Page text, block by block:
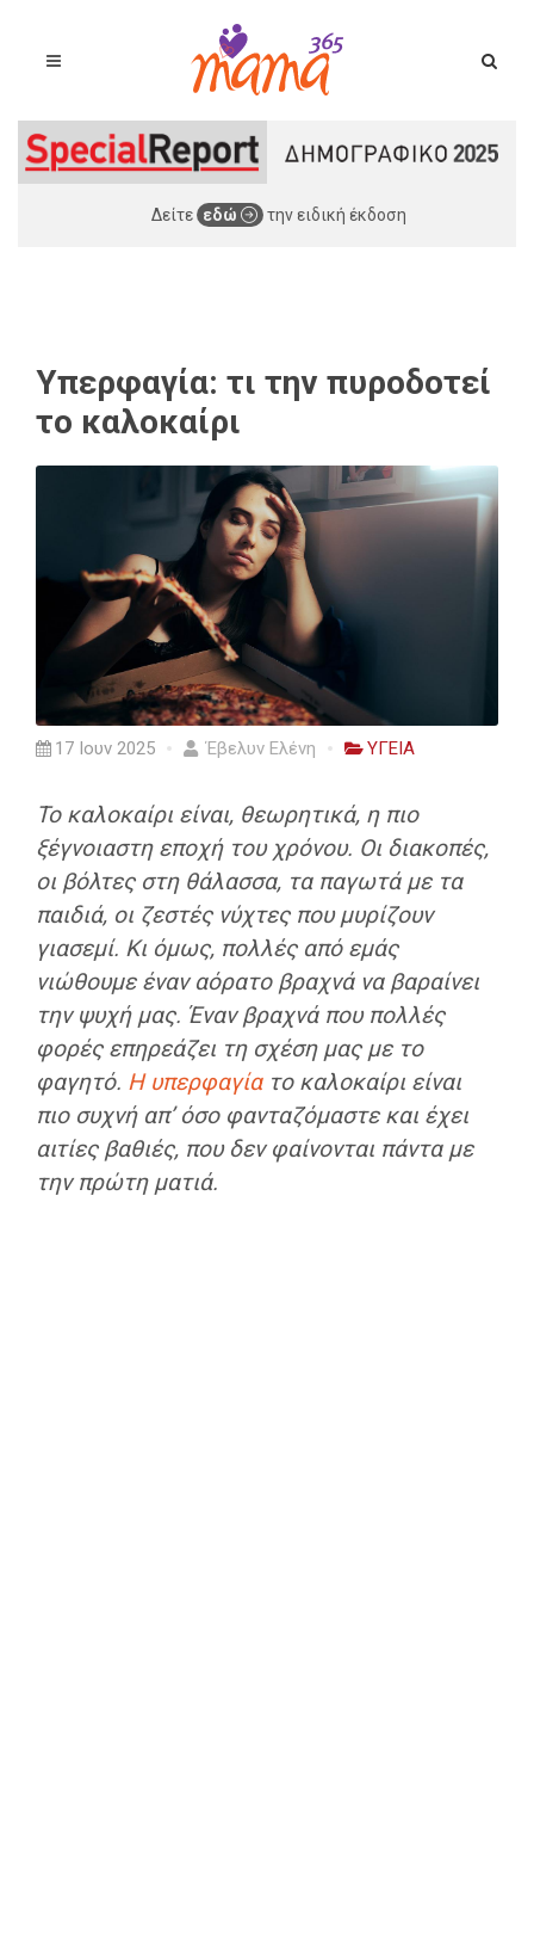
Δείτε εδώ την ειδική έκδοση
Υπερφαγία: τι την πυροδοτεί
το καλοκαίρι
17 Ιουν 2025 Έβελυν Ελένη ΥΓΕΙΑ
Το καλοκαίρι είναι, θεωρητικά, η πιο
ξέγνοιαστη εποχή του χρόνου. Οι διακοπές,
οι βόλτες στη θάλασσα, τα παγωτά με τα
παιδιά, οι ζεστές νύχτες που μυρίζουν
γιασεμί. Κι όμως, πολλές από εμάς
νιώθουμε έναν αόρατο βραχνά να βαραίνει
την ψυχή μας. Έναν βραχνά που πολλές
φορές επηρεάζει τη σχέση μας με το
φαγητό. Η υπερφαγίατο καλοκαίρι είναι
πιο συχνή απ’ όσο φανταζόμαστε και έχει
αιτίες βαθιές, που δεν φαίνονται πάντα με
την πρώτη ματιά.